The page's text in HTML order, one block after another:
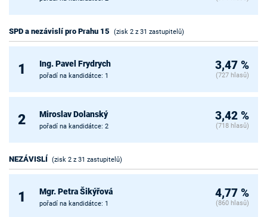
SPD a nezávislí pro Prahu 15 (zisk 2 z 31 zastupitelů)
1 Ing. Pavel Frydrych
pořadí na kandidátce: 1
3,47 %
(727 hlasů)
2 Miroslav Dolanský
pořadí na kandidátce: 2
3,42 %
(718 hlasů)
NEZÁVISLÍ (zisk 2 z 31 zastupitelů)
1 Mgr. Petra Šikýřová
pořadí na kandidátce: 1
4,77 %
(860 hlasů)